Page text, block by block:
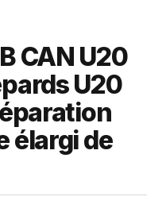
CAN U20
U20
élargi de